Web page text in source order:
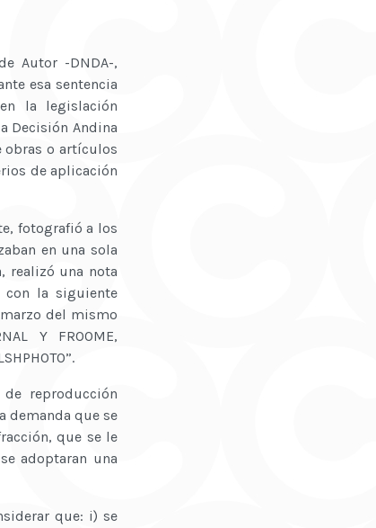
Autor -DNDA-,
esa sentencia
la legislación
Decisión Andina
obras o artículos
de aplicación
fotografió a los
en una sola
realizó una nota
con la siguiente
del mismo
Y FROOME,
reproducción
demanda que se
que se le
adoptaran una
que: i) se